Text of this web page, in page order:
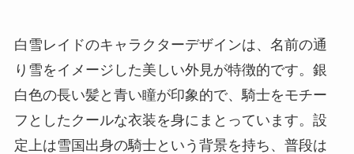
白雪レイドのキャラクターデザインは、名前の通
り雪をイメージした美しい外見が特徴的です。銀
白色の長い髪と青い瞳が印象的で、騎士をモチー
フとしたクールな衣装を身にまとっています。設
定上は雪国出身の騎士という背景を持ち、普段は